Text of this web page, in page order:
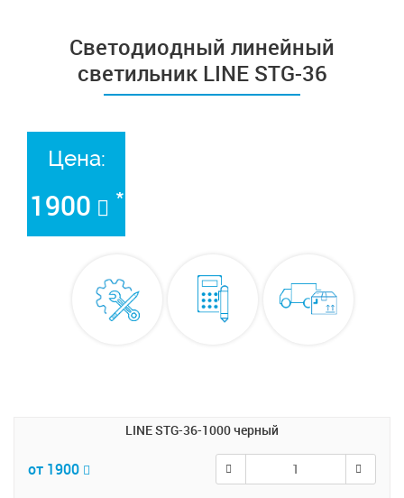
Светодиодный линейный
светильник LINE STG-36
Цена:
1900 *
LINE STG-36-1000 черный
от 1900